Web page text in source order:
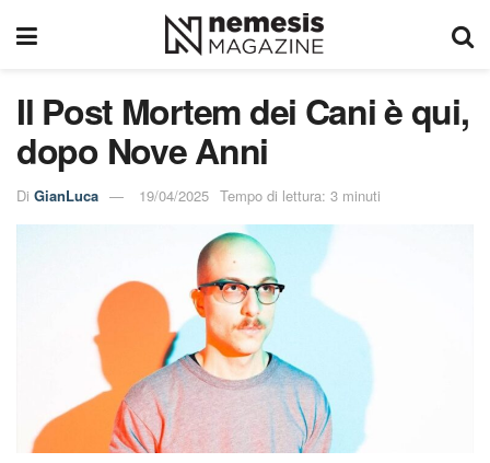
Il Post Mortem dei Cani è qui,
dopo Nove Anni
Di GianLuca 19/04/2025 Tempo di lettura: 3 minuti